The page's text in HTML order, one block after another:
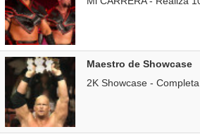
Maestro de Showcase
2K Showcase -